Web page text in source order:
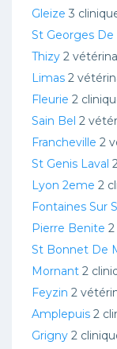
Gleize 3
St Georges De
Thizy 2
Limas 2
Fleurie 2
Sain Bel 2
Francheville 2
St Genis Laval
Lyon 2eme 2
Fontaines Sur
Pierre Benite
St Bonnet De
Mornant 2
Feyzin 2
Amplepuis 2
Grigny 2